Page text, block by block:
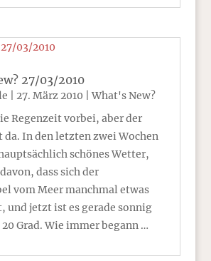
27/03/2010
27. März 2010 |What's New?
Regenzeit vorbei, aber der
In den letzten zwei Wochen
schönes Wetter,
dass sich der
vom Meer manchmal etwas
und jetzt ist es gerade sonnig
Grad. Wie immer begann …